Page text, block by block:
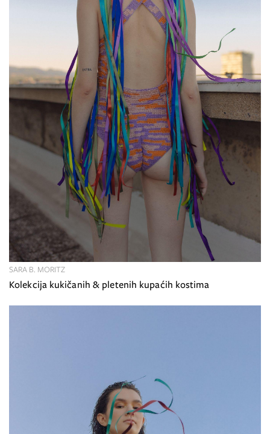
Kolekcija kukičanih & pletenih kupaćih kostima
SARA B. MORITZ